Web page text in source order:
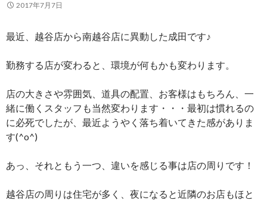
2017年7月7日
最近、越谷店から南越谷店に異動した成田です♪
勤務する店が変わると、環境が何もかも変わります。
店の大きさや雰囲気、道具の配置、お客様はもちろん、一
緒に働くスタッフも当然変わります・・・最初は慣れるの
に必死でしたが、最近ようやく落ち着いてきた感がありま
す(^o^)
あっ、それともう一つ、違いを感じる事は店の周りです！
越谷店の周りは住宅が多く、夜になると近隣のお店もほと